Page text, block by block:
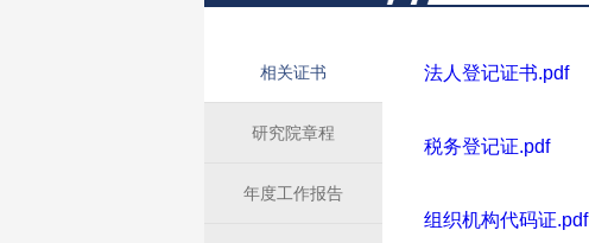
相关证书
研究院章程
年度工作报告
法人登记证书.pdf
税务登记证.pdf
组织机构代码证.pdf